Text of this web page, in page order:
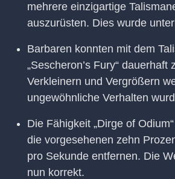
mehrere einzigartige
auszurüsten. Dies wurde
Barbaren konnten mit dem
„Sescheron’s Fury“ dauerhaft
Verkleinern und Vergrößern
ungewöhnliche Verhalten
Die Fähigkeit „Dirge of
die vorgesehenen zehn
pro Sekunde entfernen. Die
nun korrekt.